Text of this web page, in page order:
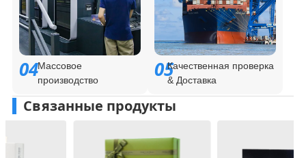
04Массовое
производство
05Качественная проверка
& Доставка
Связанные продукты